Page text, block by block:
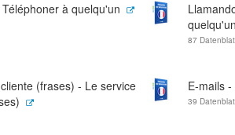
à quelqu'un
87
(frases) - Le service
E-mails
39